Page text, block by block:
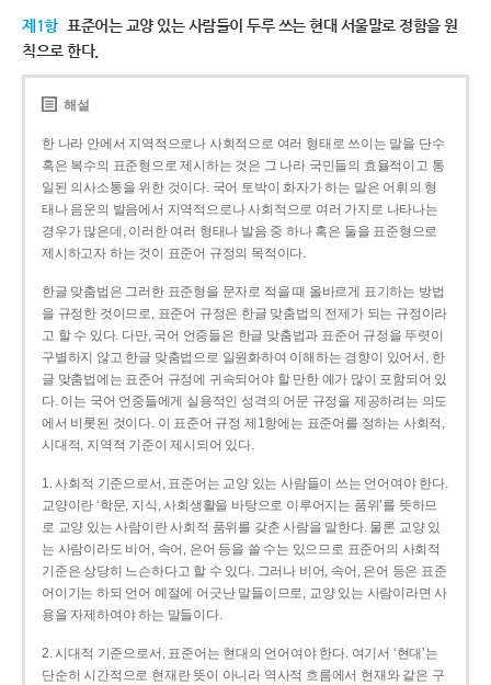
제1항 표준어는 교양 있는 사람들이 두루 쓰는 현대 서울말로 정함을 원
칙으로 한다.
해설
한 나라 안에서 지역적으로나 사회적으로 여러 형태로 쓰이는 말을 단수
혹은 복수의 표준형으로 제시하는 것은 그 나라 국민들의 효율적이고 통
일된 의사소통을 위한 것이다. 국어 토박이 화자가 하는 말은 어휘의 형
태나 음운의 발음에서 지역적으로나 사회적으로 여러 가지로 나타나는
경우가 많은데, 이러한 여러 형태나 발음 중 하나 혹은 둘을 표준형으로
제시하고자 하는 것이 표준어 규정의 목적이다.
한글 맞춤법은 그러한 표준형을 문자로 적을 때 올바르게 표기하는 방법
을 규정한 것이므로, 표준어 규정은 한글 맞춤법의 전제가 되는 규정이라
고 할 수 있다. 다만, 국어 언중들은 한글 맞춤법과 표준어 규정을 뚜렷이
구별하지 않고 한글 맞춤법으로 일원화하여 이해하는 경향이 있어서, 한
글 맞춤법에는 표준어 규정에 귀속되어야 할 만한 예가 많이 포함되어 있
다. 이는 국어 언중들에게 실용적인 성격의 어문 규정을 제공하려는 의도
에서 비롯된 것이다. 이 표준어 규정 제1항에는 표준어를 정하는 사회적,
시대적, 지역적 기준이 제시되어 있다.
1. 사회적 기준으로서, 표준어는 교양 있는 사람들이 쓰는 언어여야 한다.
교양이란 ‘학문, 지식, 사회생활을 바탕으로 이루어지는 품위’를 뜻하므
로 교양 있는 사람이란 사회적 품위를 갖춘 사람을 말한다. 물론 교양 있
는 사람이라도 비어, 속어, 은어 등을 쓸 수는 있으므로 표준어의 사회적
기준은 상당히 느슨하다고 할 수 있다. 그러나 비어, 속어, 은어 등은 표준
어이기는 하되 언어 예절에 어긋난 말들이므로, 교양 있는 사람이라면 사
용을 자제하여야 하는 말들이다.
2. 시대적 기준으로서, 표준어는 현대의 언어여야 한다. 여기서 ‘현대’는
단순히 시간적으로 현재란 뜻이 아니라 역사적 흐름에서 현재와 같은 구